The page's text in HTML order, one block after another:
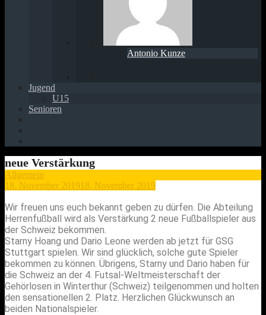
Antonio Kunze
Jugend
U15
Senioren
neue Verstärkung
Allgemein
18. November 2019 18. November 2019
Wir freuen uns euch bekannt geben zu dürfen. Die Abteilung
Herrenfußball wird als Verstärkung 2 neue Fußballspieler aus
der Schweiz bekommen.
Starny Hoang und Dario Leone werden ab jetzt für GSG
Stuttgart spielen. Wir sind glücklich, solche gute Spieler
bekommen zu können. Übrigens, Starny und Dario haben für
die Schweiz an der 4. Futsal-Weltmeisterschaft der
Gehörlosen in Winterthur (Schweiz) teilgenommen und holten
den sensationellen 2. Platz. Herzlichen Glückwunsch an
beiden Nationalspieler.